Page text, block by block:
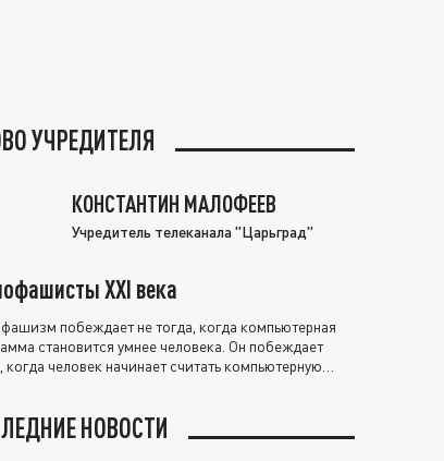
УЧРЕДИТЕЛЯ
КОНСТАНТИН МАЛОФЕЕВ
Учредитель телеканала "Царьград"
XXI века
побеждает не тогда, когда компьютерная
становится умнее человека. Он побеждает
когда человек начинает считать компьютерную
НОВОСТИ